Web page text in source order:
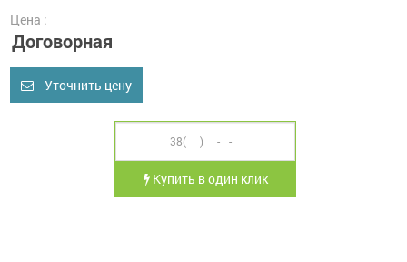
Цена :
Договорная
Уточнить цену
Купить в один клик